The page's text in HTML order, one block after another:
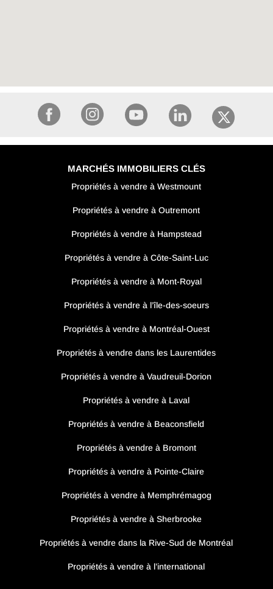
MARCHÉS IMMOBILIERS CLÉS
Propriétés à vendre à Westmount
Propriétés à vendre à Outremont
Propriétés à vendre à Hampstead
Propriétés à vendre à Côte-Saint-Luc
Propriétés à vendre à Mont-Royal
Propriétés à vendre à l’île-des-soeurs
Propriétés à vendre à Montréal-Ouest
Propriétés à vendre dans les Laurentides
Propriétés à vendre à Vaudreuil-Dorion
Propriétés à vendre à Laval
Propriétés à vendre à Beaconsfield
Propriétés à vendre à Bromont
Propriétés à vendre à Pointe-Claire
Propriétés à vendre à Memphrémagog
Propriétés à vendre à Sherbrooke
Propriétés à vendre dans la Rive-Sud de Montréal
Propriétés à vendre à l’international